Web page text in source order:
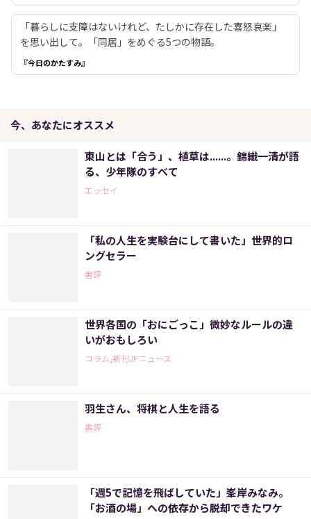
「暮らしに支障はないけれど、たしかに存在した喜怒哀楽」
を思い出して。「同居」をめぐる5つの物語。
『今日のかたすみ』
今、あなたにオススメ
東山とは「合う」、植草は......。錦織一清が語
る、少年隊のすべて
エッセイ
「私の人生を実験台にして書いた」世界的ロ
ングセラー
書評
世界各国の「おにごっこ」微妙なルールの違
いがおもしろい
コラム,新刊JPニュース
羽生さん、将棋と人生を語る
書評
「週5で記憶を飛ばしていた」峯岸みなみ。
「お酒の場」への依存から脱却できたワケ